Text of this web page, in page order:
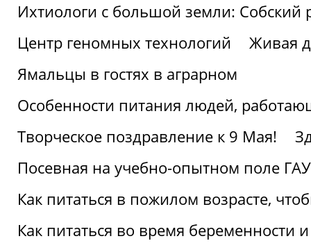
Ихтиологи с большой земли: Собский
Центр геномных технологий
Живая
Ямальцы в гостях в аграрном
Особенности питания людей,
Творческое поздравление к 9 Мая!
Посевная на учебно-опытном поле
Как питаться в пожилом возрасте,
Как питаться во время беременности